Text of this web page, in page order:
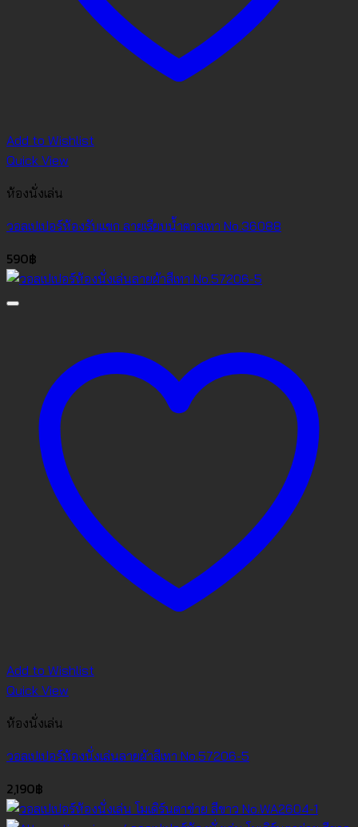
Add to Wishlist
Quick View
ห้องนั่งเล่น
วอลเปเปอร์ห้องรับแขก ลายเรียบน้ำตาลเทา No.36088
590฿
Add to Wishlist
Quick View
ห้องนั่งเล่น
วอลเปเปอร์ห้องนั่งเล่นลายผ้าสีเทา No.57206-5
2,190฿